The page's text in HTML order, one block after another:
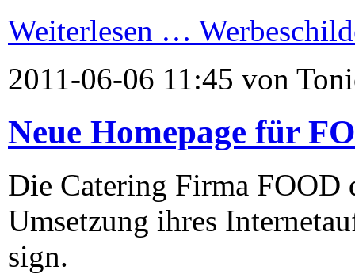
Weiterlesen …
2011-06-06 11:45 von
Neue Homepage für
Die Catering Firma FOOD
Umsetzung ihres
sign.